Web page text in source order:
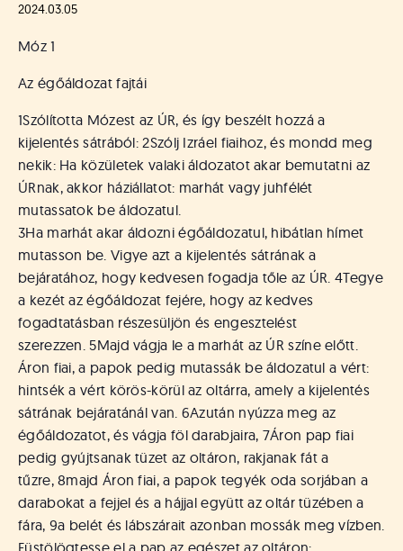
f
o
r
m
á
t
u
s
o
k
e
-
L
a
p
j
a
2024.03.05
Móz 1
Az égőáldozat fajtái
1Szólította Mózest az ÚR, és így beszélt hozzá a
kijelentés sátrából:2Szólj Izráel fiaihoz, és mondd meg
nekik: Ha közületek valaki áldozatot akar bemutatni az
ÚRnak, akkor háziállatot: marhát vagy juhfélét
mutassatok be áldozatul.
3Ha marhát akar áldozni égőáldozatul, hibátlan hímet
mutasson be. Vigye azt a kijelentés sátrának a
bejáratához, hogy kedvesen fogadja tőle az ÚR.4Tegye
a kezét az égőáldozat fejére, hogy az kedves
fogadtatásban részesüljön és engesztelést
szerezzen.5Majd vágja le a marhát az ÚR színe előtt.
Áron fiai, a papok pedig mutassák be áldozatul a vért:
hintsék a vért körös-körül az oltárra, amely a kijelentés
sátrának bejáratánál van. 6Azután nyúzza meg az
égőáldozatot, és vágja föl darabjaira, 7Áron pap fiai
pedig gyújtsanak tüzet az oltáron, rakjanak fát a
tűzre,8majd Áron fiai, a papok tegyék oda sorjában a
darabokat a fejjel és a hájjal együtt az oltár tüzében a
fára, 9a belét és lábszárait azonban mossák meg vízben.
Füstölögtesse el a pap az egészet az oltáron: